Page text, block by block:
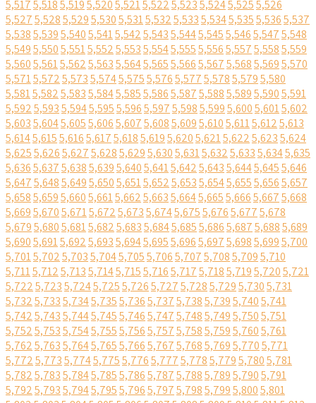
5,5175,5185,5195,5205,5215,5225,5235,5245,5255,526
5,5275,5285,5295,5305,5315,5325,5335,5345,5355,5365,537
5,5385,5395,5405,5415,5425,5435,5445,5455,5465,5475,548
5,5495,5505,5515,5525,5535,5545,5555,5565,5575,5585,559
5,5605,5615,5625,5635,5645,5655,5665,5675,5685,5695,570
5,5715,5725,5735,5745,5755,5765,5775,5785,5795,580
5,5815,5825,5835,5845,5855,5865,5875,5885,5895,5905,591
5,5925,5935,5945,5955,5965,5975,5985,5995,6005,6015,602
5,6035,6045,6055,6065,6075,6085,6095,6105,6115,6125,613
5,6145,6155,6165,6175,6185,6195,6205,6215,6225,6235,624
5,6255,6265,6275,6285,6295,6305,6315,6325,6335,6345,635
5,6365,6375,6385,6395,6405,6415,6425,6435,6445,6455,646
5,6475,6485,6495,6505,6515,6525,6535,6545,6555,6565,657
5,6585,6595,6605,6615,6625,6635,6645,6655,6665,6675,668
5,6695,6705,6715,6725,6735,6745,6755,6765,6775,678
5,6795,6805,6815,6825,6835,6845,6855,6865,6875,6885,689
5,6905,6915,6925,6935,6945,6955,6965,6975,6985,6995,700
5,7015,7025,7035,7045,7055,7065,7075,7085,7095,710
5,7115,7125,7135,7145,7155,7165,7175,7185,7195,7205,721
5,7225,7235,7245,7255,7265,7275,7285,7295,7305,731
5,7325,7335,7345,7355,7365,7375,7385,7395,7405,741
5,7425,7435,7445,7455,7465,7475,7485,7495,7505,751
5,7525,7535,7545,7555,7565,7575,7585,7595,7605,761
5,7625,7635,7645,7655,7665,7675,7685,7695,7705,771
5,7725,7735,7745,7755,7765,7775,7785,7795,7805,781
5,7825,7835,7845,7855,7865,7875,7885,7895,7905,791
5,7925,7935,7945,7955,7965,7975,7985,7995,8005,801